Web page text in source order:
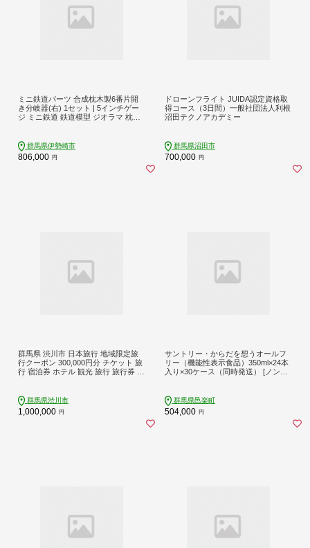
ミニ鉄道パーツ 合成枕木製6番片開
き分岐器(右) 1セット | 5インチゲー
ジ ミニ鉄道 鉄道模型 ジオラマ 枕木
幹線 分岐器 群馬県 伊勢崎市※沖
縄・離島（一部除く）への配送不可
群馬県伊勢崎市
806,000 円
ドローンフライト JUIDA認定資格取
得コース（3日間）一般社団法人利根
沼田テクノアカデミー
群馬県沼田市
700,000 円
群馬県 渋川市 日本旅行 地域限定旅
行クーポン 300,000円分 チケット 旅
行 宿泊券 ホテル 観光 旅行 旅行券 交
ルクーポン 群馬県 渋川市 F4H-0405
群馬県渋川市
1,000,000 円
サントリー・からだを想うオールフ
リー（機能性表示食品）350ml×24本
入り×30ケース（同時発送） [ノンア
群馬県邑楽町
504,000 円